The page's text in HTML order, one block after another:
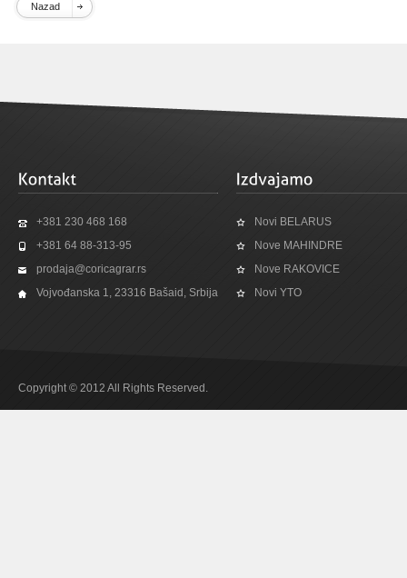
Nazad
+381 230 468 168
+381 64 88-313-95
prodaja@coricagrar.rs
Vojvođanska 1, 23316 Bašaid, Srbija
Novi BELARUS
Nove MAHINDRE
Nove RAKOVICE
Novi YTO
Copyright © 2012 All Rights Reserved.